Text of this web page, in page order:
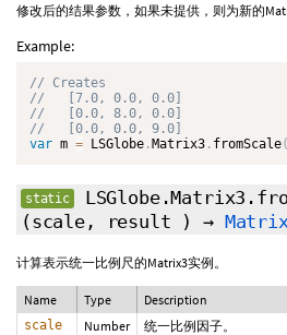
修改后的结果参数，如果未提供，则为新的
Example:
var m = LSGlobe . Matrix3 . fromScale(
static
(scale,
result )→
计算表示统一比例尺的Matrix3实例。
Name Type Description
scale Number 统一比例因子。